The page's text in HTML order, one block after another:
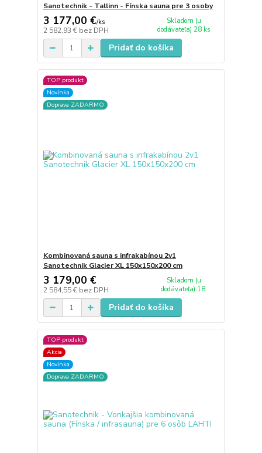
Sanotechnik - Tallinn - Fínska sauna pre 3 osoby
3 177,00 €/ks
2 582,93 € bez DPH
Skladom (u
dodávateľa) 28 ks
Pridať do košíka
TOP produkt
Novinka
Doprava ZADARMO
Kombinovaná sauna s infrakabínou 2v1
Sanotechnik Glacier XL 150x150x200 cm
3 179,00 €
2 584,55 € bez DPH
Skladom (u
dodávateľa) 18
Pridať do košíka
TOP produkt
Akcia
Novinka
Doprava ZADARMO